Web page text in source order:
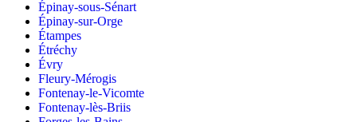
Épinay-sous-Sénart
Épinay-sur-Orge
Étampes
Étréchy
Évry
Fleury-Mérogis
Fontenay-le-Vicomte
Fontenay-lès-Briis